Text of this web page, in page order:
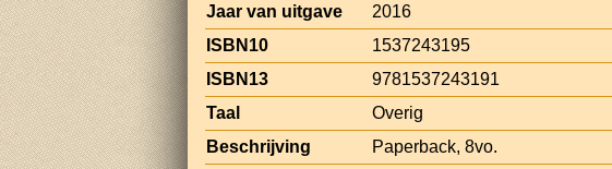
Jaar van uitgave
2016
ISBN10
1537243195
ISBN13
9781537243191
Taal
Overig
Beschrijving
Paperback, 8vo.